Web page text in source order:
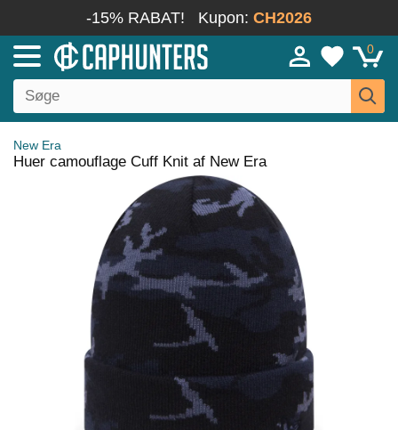
-15% RABAT! Kupon: CH2026
0
New Era
Huer camouflage Cuff Knit af New Era